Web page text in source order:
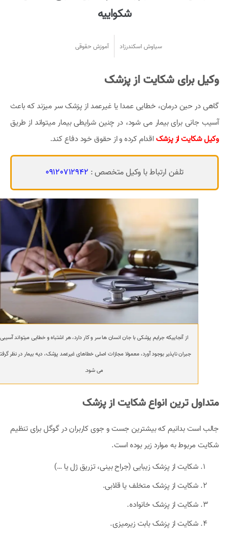
شکواییه
سیاوش اسکندرزاد آموزش حقوقی
وکیل برای شکایت از پزشک
گاهی در حین درمان، خطایی عمدا یا غیرعمد از پزشک سر میزند که باعث
آسیب جانی برای بیمار می شود، در چنین شرایطی بیمار میتواند از طریق
وکیل شکایت از پزشکاقدام کرده و از حقوق خود دفاع کند.
تلفن ارتباط با وکیل متخصص : 09120712942
از آنجاییکه جرایم پزشکی با جان انسان ها سر و کار دارد، هر اشتباه و خطایی میتواند آسیبی
جبران ناپذیر بوجود آورد، معمولا مجازات اصلی خطاهای غیرعمد پزشک، دیه بیمار در نظر
می شود.
متداول ترین انواع شکایت از پزشک
جالب است بدانیم که بیشترین جست و جوی کاربران در گوگل برای تنظیم
شکایت مربوط به موارد زیر بوده است.
شکایت از پزشک زیبایی (جراح بینی، تزریق ژل یا …)
شکایت از پزشک متخلف یا قلابی.
شکایت از پزشک خانواده.
شکایت از پزشک بابت زیرمیزی.